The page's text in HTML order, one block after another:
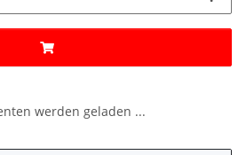
werden geladen ...